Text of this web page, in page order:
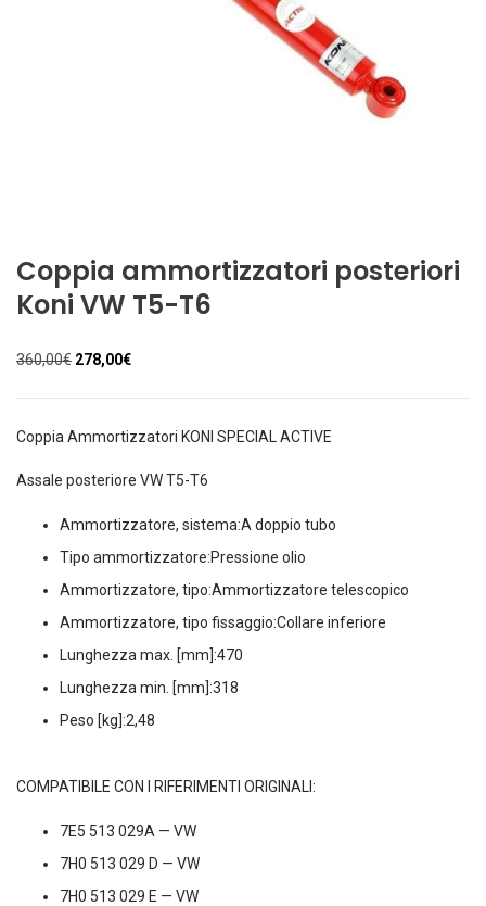
Coppia ammortizzatori posteriori
Koni VW T5-T6
360,00€ Il
originale
360,00€.
278,00€Il
attuale
278,00€.
Coppia Ammortizzatori KONI SPECIAL ACTIVE
Assale posteriore VW T5-T6
Ammortizzatore, sistema:A doppio tubo
Tipo ammortizzatore:Pressione olio
Ammortizzatore, tipo:Ammortizzatore telescopico
Ammortizzatore, tipo fissaggio:Collare inferiore
Lunghezza max. [mm]:470
Lunghezza min. [mm]:318
Peso [kg]:2,48
COMPATIBILE CON I RIFERIMENTI ORIGINALI:
7E5 513 029A — VW
7H0 513 029 D — VW
7H0 513 029 E — VW